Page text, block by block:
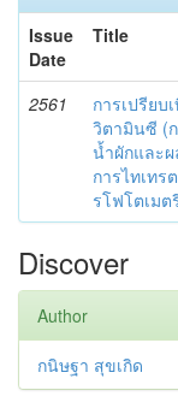
Issue
Date
Title
2561
การเปรียบ
วิตามินซี (
น้ำผักและ
การไทเทร
รโฟโตเมต
Discover
Author
กนิษฐา สุขเกิด